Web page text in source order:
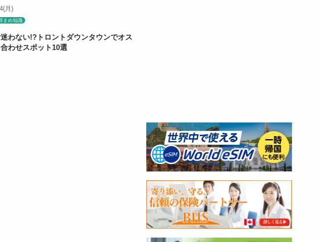
月)
まめ知識
わない!?トロントダウンタウンでオス
わせスポット10選